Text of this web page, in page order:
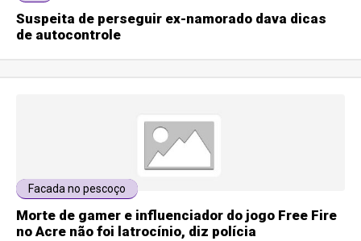
Suspeita de perseguir ex-namorado dava dicas
de autocontrole
Facada no pescoço
Morte de gamer e influenciador do jogo Free Fire
no Acre não foi latrocínio, diz polícia